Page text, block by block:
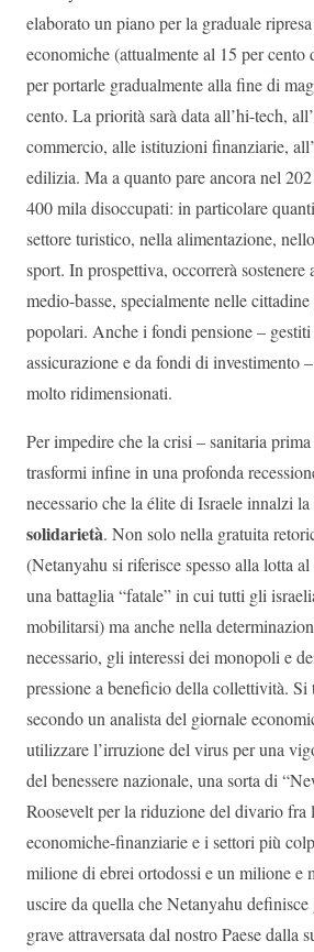
elaborato un piano per la graduale
economiche (attualmente al 15 per
per portarle gradualmente alla fine di
cento. La priorità sarà data all’hi-tech,
commercio, alle istituzioni finanziarie,
edilizia. Ma a quanto pare ancora nel
400 mila disoccupati: in particolare
settore turistico, nella alimentazione,
sport. In prospettiva, occorrerà
medio-basse, specialmente nelle
popolari. Anche i fondi pensione –
assicurazione e da fondi di investimento
molto ridimensionati.
Per impedire che la crisi – sanitaria
trasformi infine in una profonda
necessario che la élite di Israele innalzi la
solidarietà. Non solo nella gratuita
(Netanyahu si riferisce spesso alla lotta
una battaglia “fatale” in cui tutti gli
mobilitarsi) ma anche nella
necessario, gli interessi dei monopoli e
pressione a beneficio della collettività. Si
secondo un analista del giornale
utilizzare l’irruzione del virus per una
del benessere nazionale, una sorta di
Roosevelt per la riduzione del divario fra
economiche-finanziarie e i settori più
milione di ebrei ortodossi e un milione e
uscire da quella che Netanyahu
grave attraversata dal nostro Paese dalla